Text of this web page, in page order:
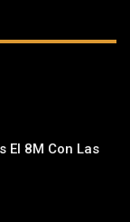
El 8M Con Las